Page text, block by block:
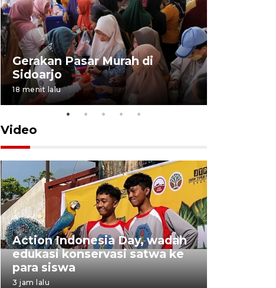
Gerakan Pasar Murah di
Sidoarjo
18 menit lalu
Video
Action Indonesia Day, wadah
edukasi konservasi satwa ke
para siswa
3 jam lalu